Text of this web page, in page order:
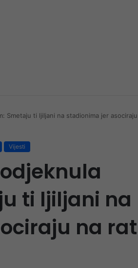
Smetaju ti ljiljani na stadionima jer
Vijesti
ti ljiljani na
na